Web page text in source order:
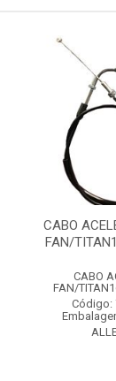
CABO
FAN/
CABO
FAN/
Código: